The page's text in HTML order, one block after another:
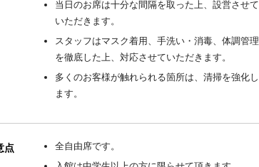
当日のお席は十分な間隔を取った上、設営させて
いただきます。
スタッフはマスク着用、手洗い・消毒、体調管理
を徹底した上、対応させていただきます。
多くのお客様が触れられる箇所は、清掃を強化し
ます。
点
全自由席です。